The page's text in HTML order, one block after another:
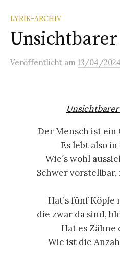
LYRIK-ARCHIV
Veröffentlicht am 13/04/2024
Der Mensch ist
Es lebt also
Wie´s wohl
Schwer vorstellbar,
Hat´s fünf Köpfe
die zwar da sind,
Hat es Zähne
Wie ist die